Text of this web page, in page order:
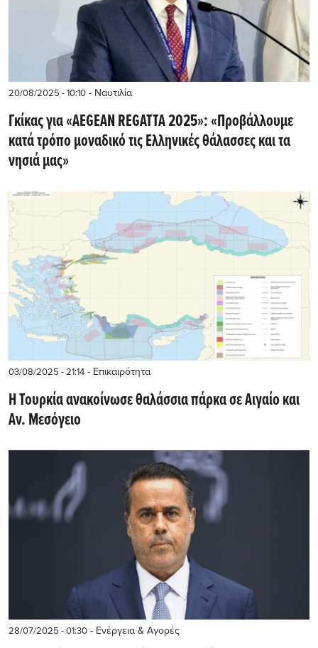
20/08/2025 - 10:10 - Ναυτιλία
Γκίκας για «AEGEAN REGATTA 2025»: «Προβάλλουμε
κατά τρόπο μοναδικό τις Ελληνικές θάλασσες και τα
νησιά μας»
03/08/2025 - 21:14 - Επικαιρότητα
Η Τουρκία ανακοίνωσε θαλάσσια πάρκα σε Αιγαίο και
Αν. Μεσόγειο
28/07/2025 - 01:30 - Ενέργεια & Αγορές